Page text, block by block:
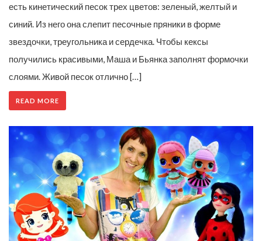
есть кинетический песок трех цветов: зеленый, желтый и
синий. Из него она слепит песочные пряники в форме
звездочки, треугольника и сердечка. Чтобы кексы
получились красивыми, Маша и Бьянка заполнят формочки
слоями. Живой песок отлично […]
READ MORE